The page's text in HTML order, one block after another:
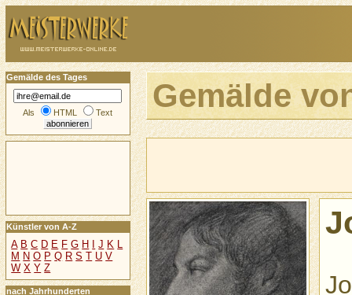
Gemälde
Gemälde des Tages
Als HTML Text
Künstler von A-Z
A B C D E F G H J K L
M N O P Q R S T U V
W X Y Z
nach Jahrhunderten